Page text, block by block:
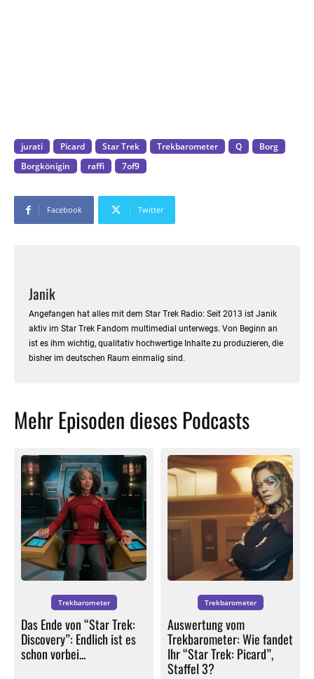
jurati Picard Star Trek Trekbarometer Q
Borg
Borgkönigin
raffi 7of9
Facebook Twitter
Janik
Angefangen hat alles mit dem Star Trek Radio: Seit 2013 ist Janik
aktiv im Star Trek Fandom multimedial unterwegs. Von Beginn an
ist es ihm wichtig, qualitativ hochwertige Inhalte zu produzieren, die
bisher im deutschen Raum einmalig sind.
Mehr Episoden dieses Podcasts
Trekbarometer
Das Ende von “Star Trek:
Discovery”: Endlich ist es
schon vorbei...
Trekbarometer
Auswertung vom
Trekbarometer: Wie fandet
Ihr “Star Trek: Picard”,
Staffel 3?